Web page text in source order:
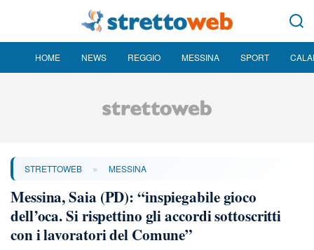
HOME NEWS REGGIO MESSINA SPORT
STRETTOWEB » MESSINA
Messina, Saia (PD): “inspiegabile gioco
dell’oca. Si rispettino gli accordi sottoscritti
con i lavoratori del Comune”